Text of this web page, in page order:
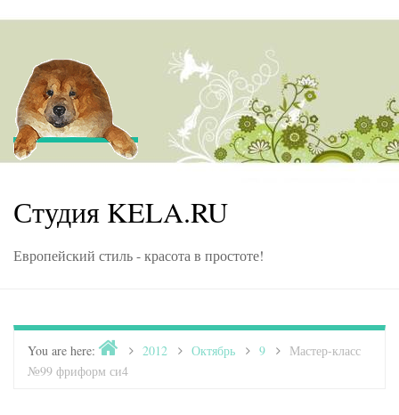
Студия KELA.RU
Европейский стиль - красота в простоте!
You are here: Home2012 Октябрь 9
Мастер-класс
№99 фриформ си4